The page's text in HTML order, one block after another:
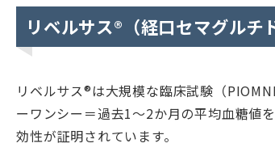
リベルサス®（経口セマグル
リベルサス®は大規模な臨床試験（
ーワンシー＝過去1～2か月の平均血糖値
効性が証明されています。